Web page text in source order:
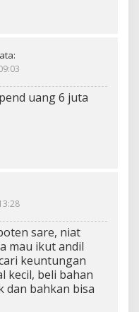
uang 6 juta
sare, niat
mau ikut andil
keuntungan
kecil, beli bahan
dan bahkan bisa